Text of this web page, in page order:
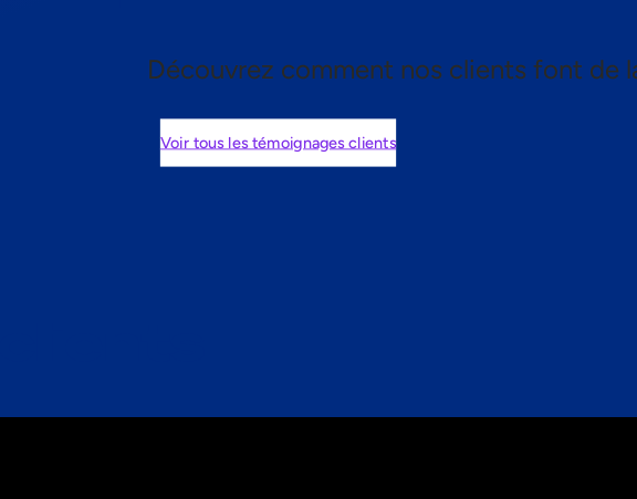
Découvrez comment nos clients font de
Voir tous les témoignages clients